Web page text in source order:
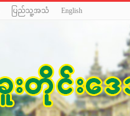
ပြည်သူ့အသံ English